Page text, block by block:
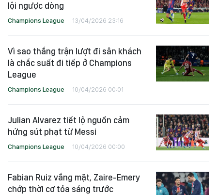
lội ngược dòng
Champions League 13/04/2026 23:16
Vì sao thắng trận lượt đi sân khách
là chắc suất đi tiếp ở Champions
League
Champions League 10/04/2026 00:01
Julian Alvarez tiết lộ nguồn cảm
hứng sút phạt từ Messi
Champions League 10/04/2026 00:00
Fabian Ruiz vắng mặt, Zaire-Emery
chớp thời cơ tỏa sáng trước